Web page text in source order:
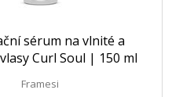
sérum na vlnité a
Curl Soul | 150 ml
Framesi